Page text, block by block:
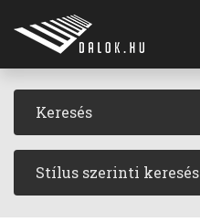
Stílus szerinti keresés